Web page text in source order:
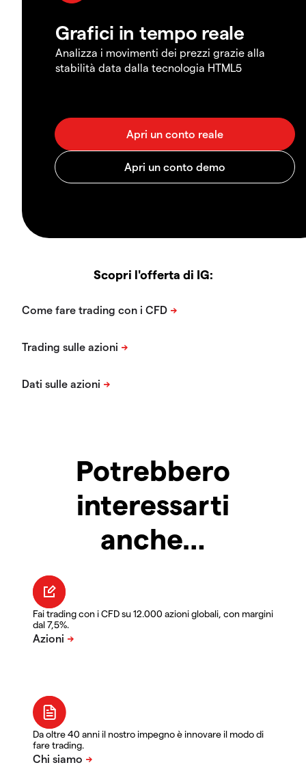
Grafici in tempo reale
Analizza i movimenti dei prezzi grazie alla
stabilità data dalla tecnologia HTML5
Scopri l'offerta di IG:
Potrebbero
interessarti
anche…
Fai trading con i CFD su 12.000 azioni globali, con margini
dal 7,5%.
Da oltre 40 anni il nostro impegno è innovare il modo di
fare trading.